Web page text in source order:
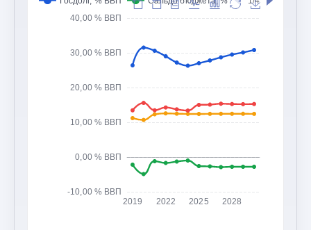
-10,00 % ВВП
0,00 % ВВП
10,00 % ВВП
20,00 % ВВП
30,00 % ВВП
40,00 % ВВП
2019 2022 2025 2028